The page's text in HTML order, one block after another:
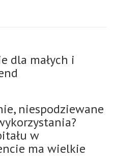
dla małych i
niespodziewane
w
ma wielkie